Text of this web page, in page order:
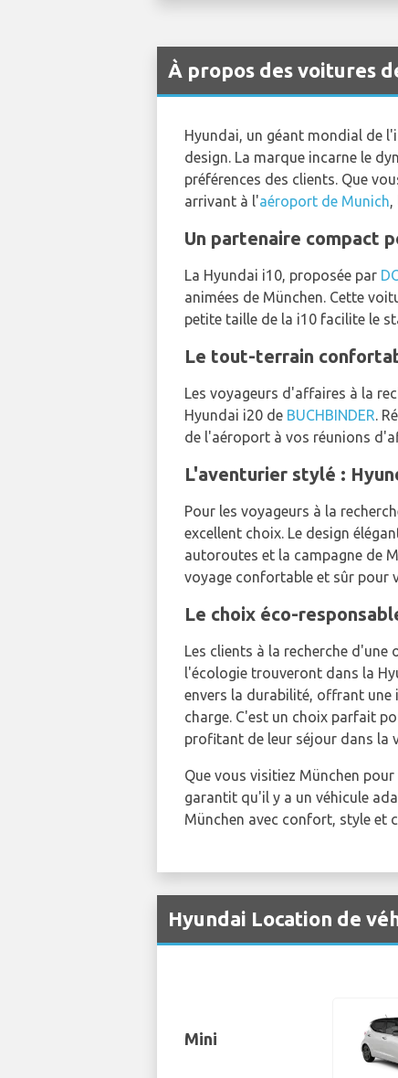
À propos des voitures
Hyundai, un géant mondial de
design. La marque incarne le
préférences des clients. Que
arrivant à l'aéroport de Munich,
Un partenaire compact
La Hyundai i10, proposée par
animées de München. Cette
petite taille de la i10 facilite le
Le tout-terrain
Les voyageurs d'affaires à la
Hyundai i20 de BUCHBINDER.
de l'aéroport à vos réunions
L'aventurier stylé :
Pour les voyageurs à la
excellent choix. Le design
autoroutes et la campagne de
voyage confortable et sûr pour
Le choix éco-
Les clients à la recherche
l'écologie trouveront dans la
envers la durabilité, offrant une
charge. C'est un choix parfait
profitant de leur séjour dans la
Que vous visitiez München
garantit qu'il y a un véhicule
München avec confort, style et
Hyundai Location de
Mini